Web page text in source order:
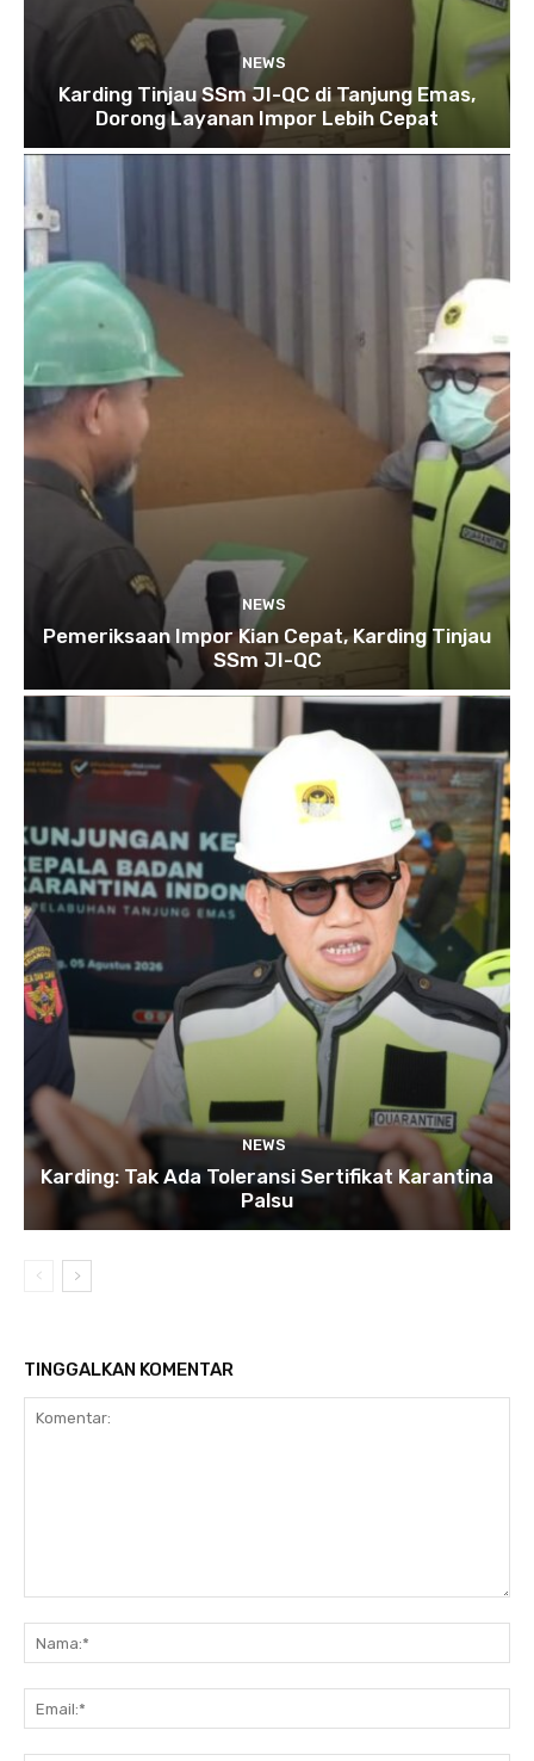
NEWS
Karding Tinjau SSm JI-QC di Tanjung Emas,
Dorong Layanan Impor Lebih Cepat
NEWS
Pemeriksaan Impor Kian Cepat, Karding Tinjau
SSm JI-QC
NEWS
Karding: Tak Ada Toleransi Sertifikat Karantina
Palsu
TINGGALKAN KOMENTAR